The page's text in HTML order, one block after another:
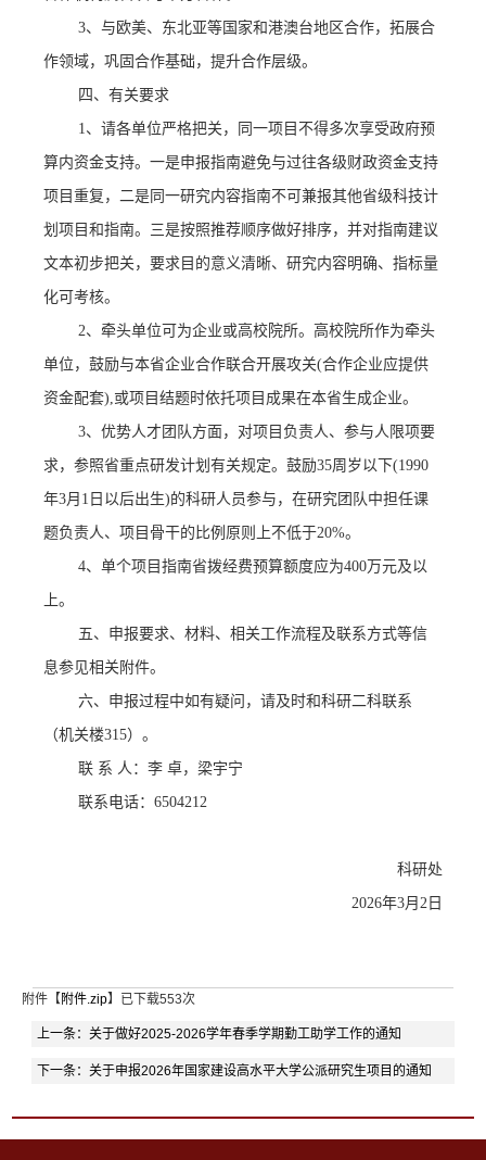
3、与欧美、东北亚等国家和港澳台地区合作，拓展合
作领域，巩固合作基础，提升合作层级。
四、有关要求
1、请各单位严格把关， 同一项目不得多次享受政府预
算内资金支持。一是申报指南避免与过往各级财政资金支持
项目重复，二是同一研究内容指南不可兼报其他省级科技计
划项目和指南。三是按照推荐顺序做好排序，并对指南建议
文本初步把关，要求目的意义清晰、研究内容明确、指标量
化可考核。
2、牵头单位可为企业或高校院所。高校院所作为牵头
单位，鼓励与本省企业合作联合开展攻关(合作企业应提供
资金配套),或项目结题时依托项目成果在本省生成企业。
3、优势人才团队方面，对项目负责人、参与人限项要
求，参照省重点研发计划有关规定。 鼓励35周岁以下(1990
年3月1日以后出生)的科研人员参与，在研究团队中担任课
题负责人、项目骨干的比例原则上不低于20%。
4、单个项目指南省拨经费预算额度应为400万元及以
上。
五、申报要求、材料、相关工作流程及联系方式等信
息参见相关附件。
六、申报过程中如有疑问，请及时和科研二科联系
（机关楼315）。
联 系 人：李 卓，梁宇宁
联系电话：6504212
科研处
2026年3月 2日
附件【 附件.zip】已下载553次
上一条： 关于做好2025-2026学年春季学期勤工助学工作的通知
下一条： 关于申报2026年国家建设高水平大学公派研究生项目的通知